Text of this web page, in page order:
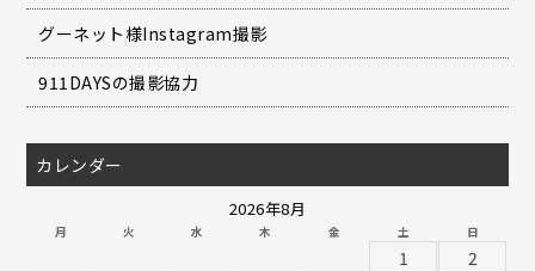
グーネット様Instagram撮影
911DAYSの撮影協力
カレンダー
2026年8月
月 火 水 木 金 土 日
1
2